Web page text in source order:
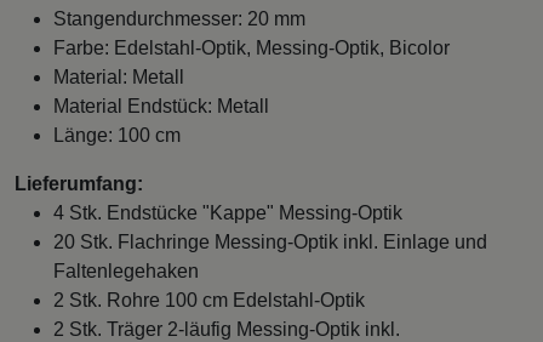
Stangendurchmesser: 20 mm
Farbe: Edelstahl-Optik, Messing-Optik, Bicolor
Material: Metall
Material Endstück: Metall
Länge: 100 cm
Lieferumfang:
4 Stk. Endstücke "Kappe" Messing-Optik
20 Stk. Flachringe Messing-Optik inkl. Einlage und
Faltenlegehaken
2 Stk. Rohre 100 cm Edelstahl-Optik
2 Stk. Träger 2-läufig Messing-Optik inkl.